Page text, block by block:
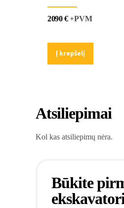
2090€+PVM
Į krepšelį
Atsiliepimai
Kol kas atsiliepimų nėra.
Būkite